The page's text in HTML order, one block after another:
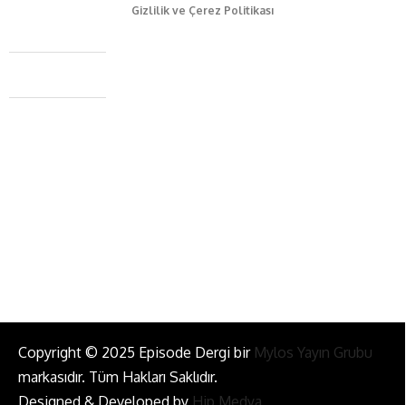
Gizlilik ve Çerez Politikası
Caferağa Mah. Dr. Şakir Paşa Sok. No3/A Kadıköy İstanbul
+90 543 345 46 00
Copyright © 2025 Episode Dergi bir Mylos Yayın Grubu
markasıdır. Tüm Hakları Saklıdır.
Designed & Developed by Hip Medya